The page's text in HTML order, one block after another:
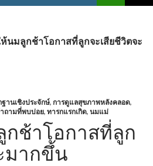
ห้นมลูกช้าโอกาสที่ลูกจะเสียชีวิตจะ
านเชิงประจักษ์, การดูแลสุขภาพหลังคลอด,
ถามที่พบบ่อย, ทารกแรกเกิด, นมแม่
กช้าโอกาสที่ลูก
มากขึ้น